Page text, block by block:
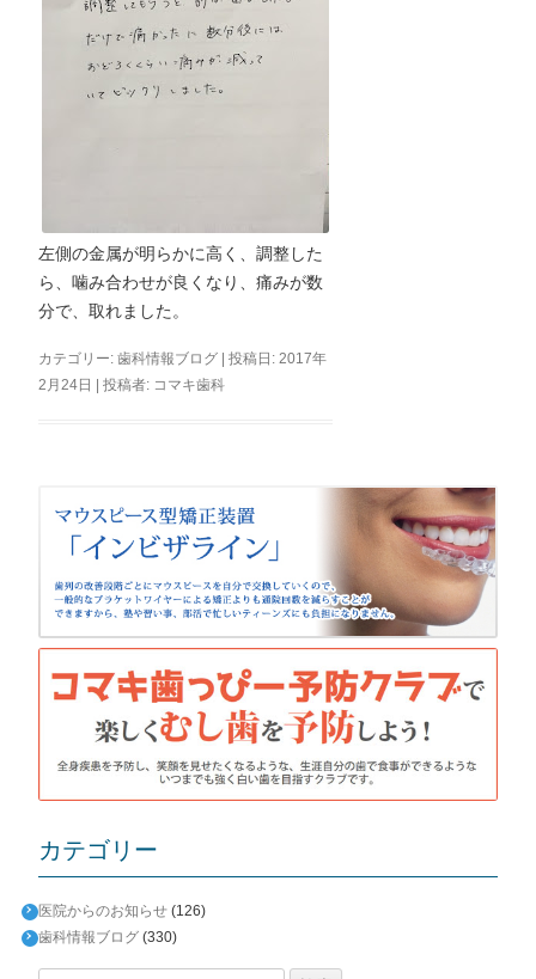
左側の金属が明らかに高く、調整した
ら、噛み合わせが良くなり、痛みが数
分で、取れました。
カテゴリー:歯科情報ブログ | 投稿日:2017年
2月24日
|投稿者: コマキ歯科
カテゴリー
医院からのお知らせ (126)
歯科情報ブログ (330)